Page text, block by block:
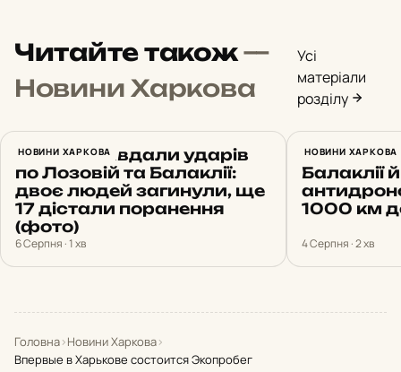
Читайте також—
Новини Харкова
Усі
матеріали
розділу
НОВИНИ ХАРКОВА
Росіяни завдали ударів
по Лозовій та Балаклії:
двоє людей загинули, ще
17 дістали поранення
(фото)
6 Серпня · 1 хв
НОВИНИ ХАРКОВА
Харків 4
Балаклії
1000 км
4 Серпня · 2 хв
Головна›Новини Харкова›
Впервые в Харькове состоится Экопробег